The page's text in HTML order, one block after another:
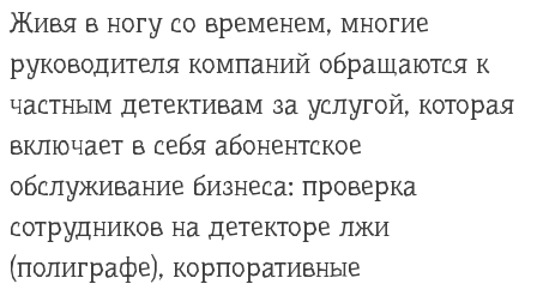
Живя в ногу со временем, многие
руководителя компаний обращаются к
частным детективам за услугой, которая
включает в себя абонентское
обслуживание бизнеса: проверка
сотрудников на детекторе лжи
(полиграфе), корпоративные